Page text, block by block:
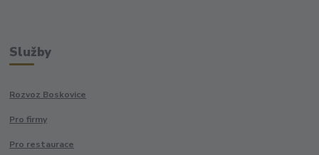
Služby
Rozvoz Boskovice
Pro firmy
Pro restaurace